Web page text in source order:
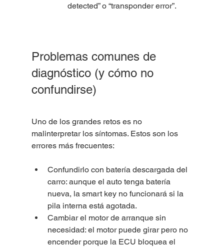
detected” o “transponder error”.
Problemas comunes de
diagnóstico (y cómo no
confundirse)
Uno de los grandes retos es no
malinterpretar los síntomas. Estos son los
errores más frecuentes:
Confundirlo con batería descargada del
carro: aunque el auto tenga batería
nueva, la smart key no funcionará si la
pila interna está agotada.
Cambiar el motor de arranque sin
necesidad: el motor puede girar pero no
encender porque la ECU bloquea el